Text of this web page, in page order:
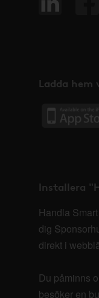
Ladda hem
Installera
Handla
dig
direkt i
Du påminns
besöker en